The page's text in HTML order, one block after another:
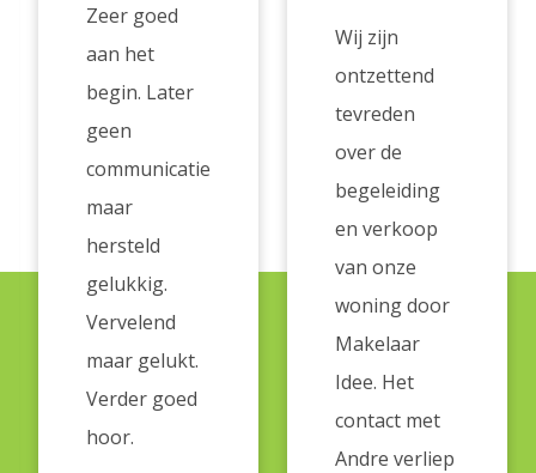
Zeer goed
aan het
begin. Later
geen
communicatie
maar
hersteld
gelukkig.
Vervelend
maar gelukt.
Verder goed
hoor.
Wij zijn
ontzettend
tevreden
over de
begeleiding
en verkoop
van onze
woning door
Makelaar
Idee. Het
contact met
Andre verliep